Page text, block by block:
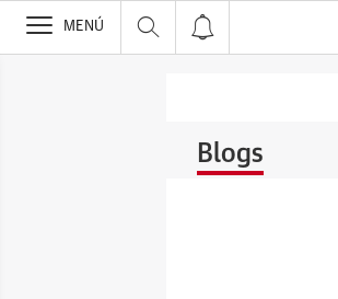
>
MENÚ
Blogs